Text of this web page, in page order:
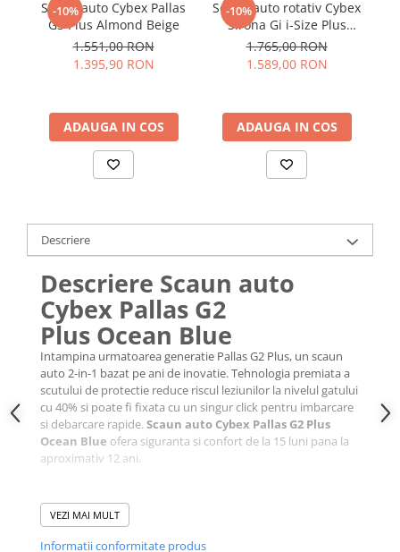
-10%
Scaun auto Cybex Pallas
G3 Plus Almond Beige
1.551,00 RON
1.395,90 RON
ADAUGA IN COS
-10%
Scaun auto rotativ Cybex
Sirona Gi i-Size Plus
Moon Black
1.765,00 RON
1.589,00 RON
ADAUGA IN COS
Descriere
Descriere Scaun auto
Cybex Pallas G2
Plus Ocean Blue
Intampina urmatoarea generatie Pallas G2 Plus, un scaun
auto 2-in-1 bazat pe ani de inovatie. Tehnologia premiata a
scutului de protectie reduce riscul leziunilor la nivelul gatului
cu 40% si poate fi fixata cu un singur click pentru imbarcare
si debarcare rapide.Scaun auto Cybex Pallas G2 Plus
Ocean Blue ofera siguranta si confort de la 15 luni pana la
aproximativ 12 ani.
Caracteristici principale
VEZI MAI MULT
Informatii conformitate produs